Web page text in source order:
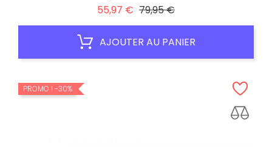
55,97 € Prix
79,95 €Prix
AJOUTER AU PANIER
PROMO ! -30%